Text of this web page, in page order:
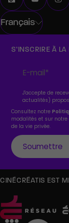
Français
S’INSCRIRE À LA
J'accepte de
actualités)
Consultez notre
modalités et sur
de la vie privée.
CINÉCRÉATIS EST